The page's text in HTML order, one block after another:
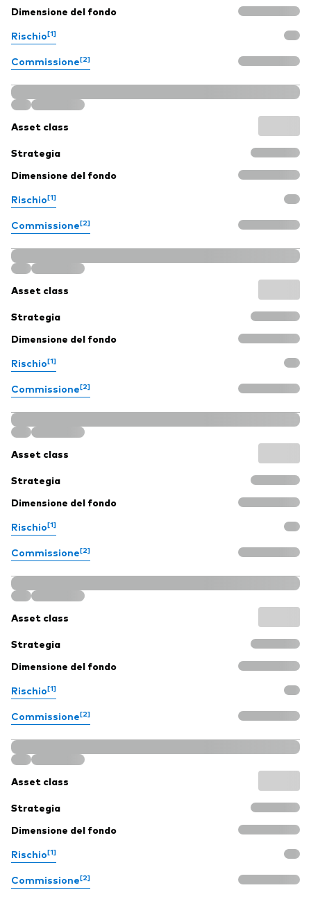
Dimensione del fondo
Rischio[1]
Commissione[2]
Asset class
Strategia
Dimensione del fondo
Rischio[1]
Commissione[2]
Asset class
Strategia
Dimensione del fondo
Rischio[1]
Commissione[2]
Asset class
Strategia
Dimensione del fondo
Rischio[1]
Commissione[2]
Asset class
Strategia
Dimensione del fondo
Rischio[1]
Commissione[2]
Asset class
Strategia
Dimensione del fondo
Rischio[1]
Commissione[2]